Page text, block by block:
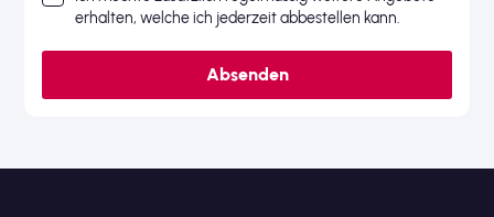
erhalten, welche ich jederzeit abbestellen kann.